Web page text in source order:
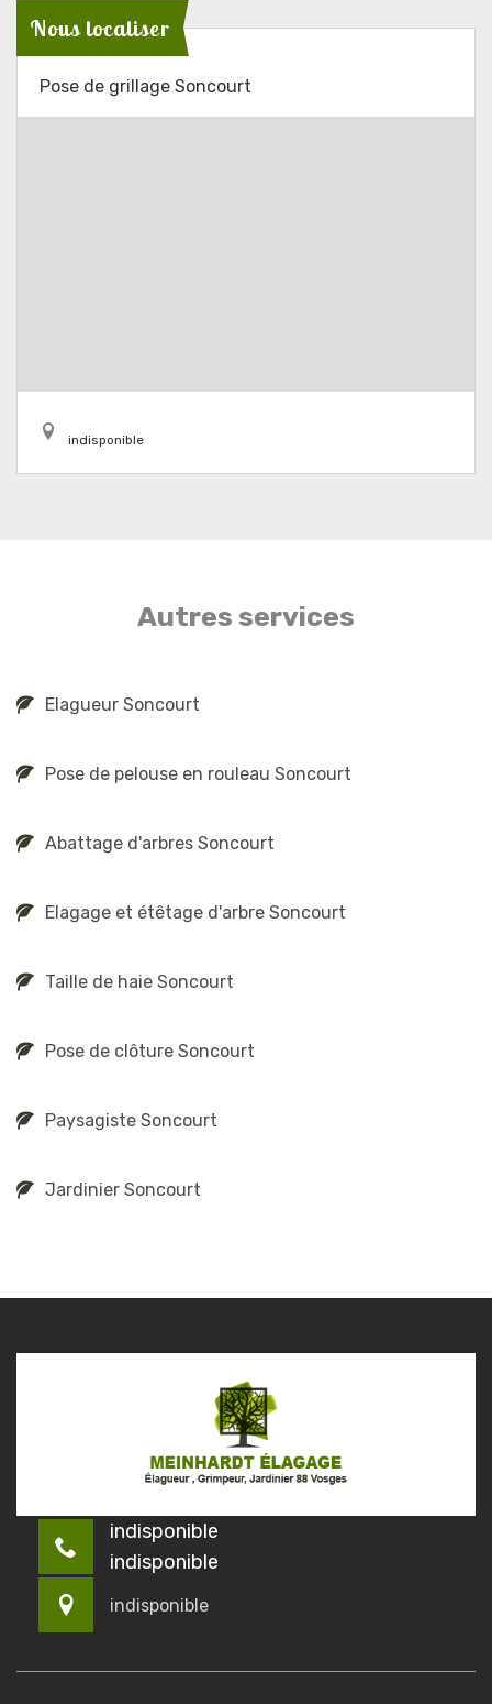
Nous localiser
Pose de grillage Soncourt
indisponible
Autres services
Elagueur Soncourt
Pose de pelouse en rouleau Soncourt
Abattage d'arbres Soncourt
Elagage et étêtage d'arbre Soncourt
Taille de haie Soncourt
Pose de clôture Soncourt
Paysagiste Soncourt
Jardinier Soncourt
indisponible
indisponible
indisponible